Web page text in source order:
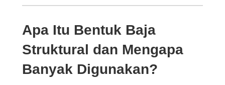
Apa Itu Bentuk Baja
Struktural dan Mengapa
Banyak Digunakan?